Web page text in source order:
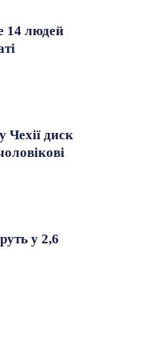
14 людей
Чехії диск
у 2,6